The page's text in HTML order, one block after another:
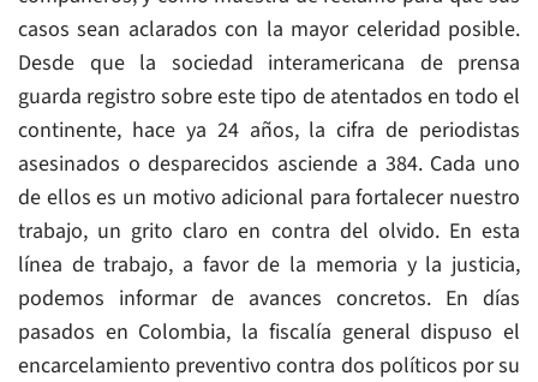
casos sean aclarados con la mayor celeridad posible.
Desde que la sociedad interamericana de prensa
guarda registro sobre este tipo de atentados en todo el
continente, hace ya 24 años, la cifra de periodistas
asesinados o desparecidos asciende a 384. Cada uno
de ellos es un motivo adicional para fortalecer nuestro
trabajo, un grito claro en contra del olvido. En esta
línea de trabajo, a favor de la memoria y la justicia,
podemos informar de avances concretos. En días
pasados en Colombia, la fiscalía general dispuso el
encarcelamiento preventivo contra dos políticos por su